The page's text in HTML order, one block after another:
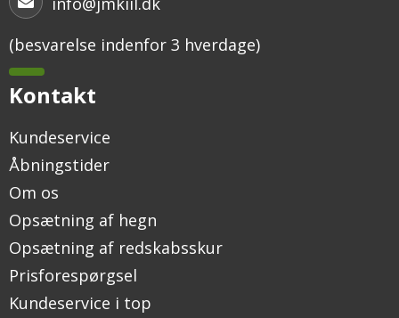
(besvarelse indenfor 3 hverdage)
Kontakt
Kundeservice
Åbningstider
Om os
Opsætning af hegn
Opsætning af redskabsskur
Prisforespørgsel
Kundeservice i top